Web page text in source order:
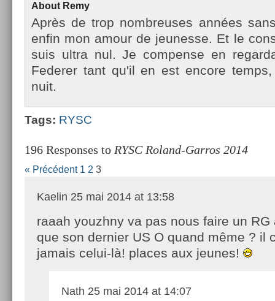
About Remy
Après de trop nombreuses années
enfin mon amour de jeunes­se. Et le
suis ultra nul. Je com­pen­se en
Feder­er tant qu'il en est en­core
nuit.
Tags: RYSC
196 Responses to RYSC Roland-Garros 2014
« Précédent 1 2 3
Kaelin 25 mai 2014 at 13:58
raaah youzhny va pas nous faire un RG
que son dernier US O quand même ? il
jamais celui-là! places aux jeunes!
Nath 25 mai 2014 at 14:07